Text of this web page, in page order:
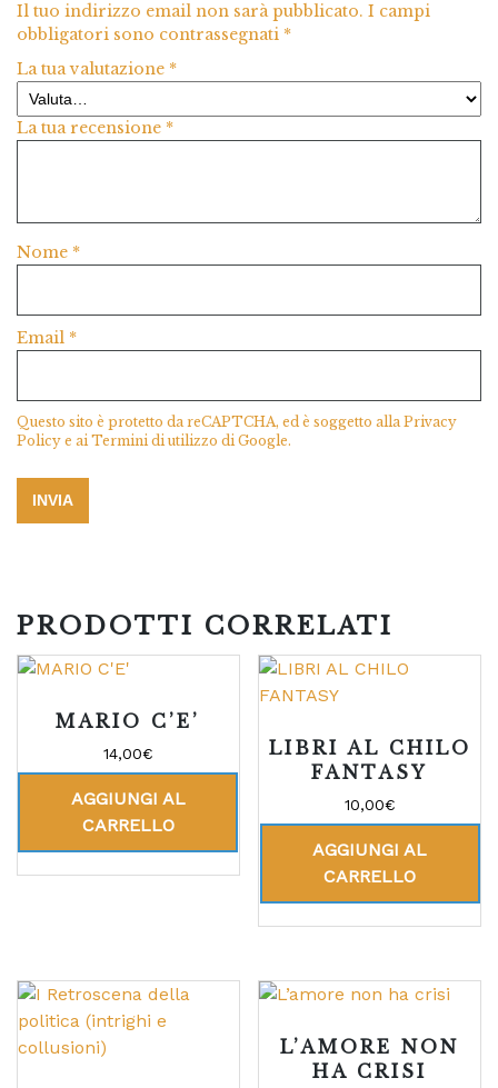
Il tuo indirizzo email non sarà pubblicato. I campi
obbligatori sono contrassegnati *
La tua valutazione *
La tua recensione *
Nome *
Email *
Questo sito è protetto da reCAPTCHA, ed è soggetto allaPrivacy
Policy e aiTermini di utilizzo di Google.
PRODOTTI CORRELATI
MARIO C’E’
14,00€
AGGIUNGI AL
CARRELLO
LIBRI AL CHILO
FANTASY
10,00€
AGGIUNGI AL
CARRELLO
L’AMORE NON
HA CRISI